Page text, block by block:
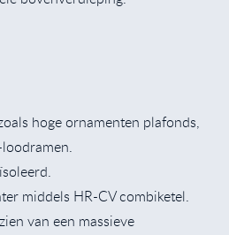
hoge ornamenten plafonds,
middels HR-CV combiketel.
van een massieve